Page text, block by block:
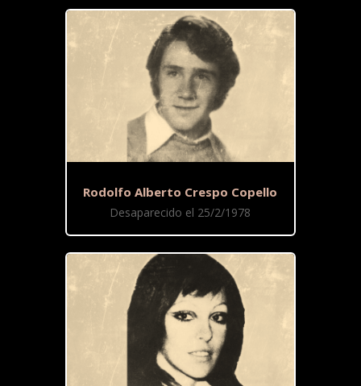
Rodolfo Alberto Crespo Copello
Desaparecido el 25/2/1978